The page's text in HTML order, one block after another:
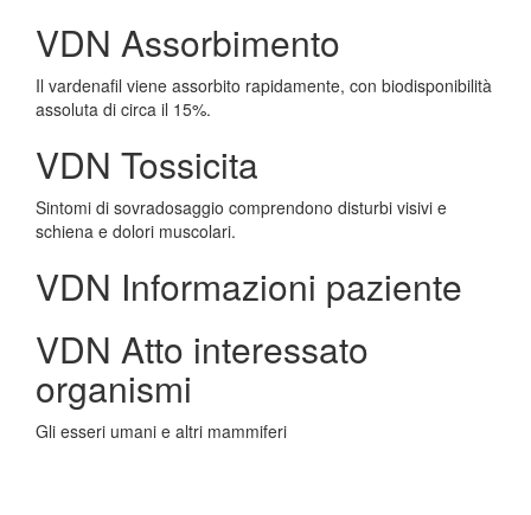
VDN Assorbimento
Il vardenafil viene assorbito rapidamente, con biodisponibilità
assoluta di circa il 15%.
VDN Tossicita
Sintomi di sovradosaggio comprendono disturbi visivi e
schiena e dolori muscolari.
VDN Informazioni paziente
VDN Atto interessato
organismi
Gli esseri umani e altri mammiferi